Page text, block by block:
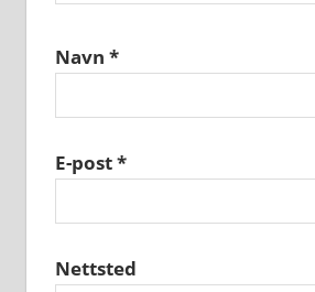
Navn *
E-post*
Nettsted